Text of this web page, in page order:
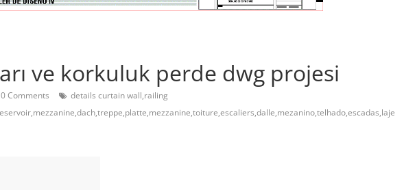
ve korkuluk perde dwg projesi
0 Comments
details curtain wall,railing